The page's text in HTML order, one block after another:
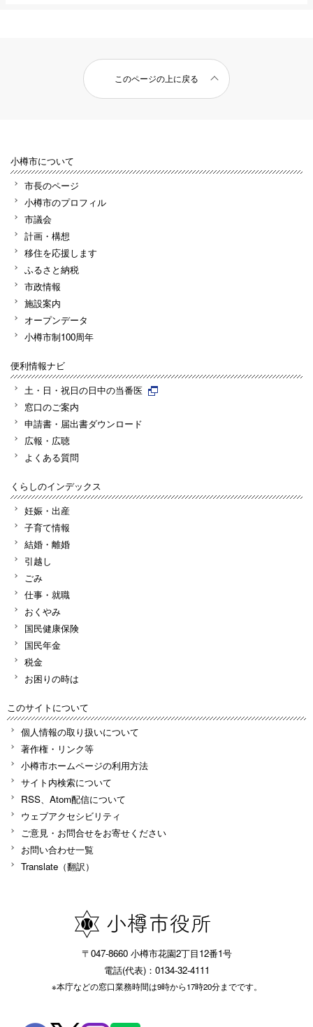
このページの上に戻る
小樽市について
市長のページ
小樽市のプロフィル
市議会
計画・構想
移住を応援します
ふるさと納税
市政情報
施設案内
オープンデータ
小樽市制100周年
便利情報ナビ
土・日・祝日の日中の当番医
窓口のご案内
申請書・届出書ダウンロード
広報・広聴
よくある質問
くらしのインデックス
妊娠・出産
子育て情報
結婚・離婚
引越し
ごみ
仕事・就職
おくやみ
国民健康保険
国民年金
税金
お困りの時は
このサイトについて
個人情報の取り扱いについて
著作権・リンク等
小樽市ホームページの利用方法
サイト内検索について
RSS、Atom配信について
ウェブアクセシビリティ
ご意見・お問合せをお寄せください
お問い合わせ一覧
Translate（翻訳）
〒047-8660 小樽市花園2丁目12番1号
電話(代表)：0134-32-4111
※本庁などの窓口業務時間は9時から17時20分までです。